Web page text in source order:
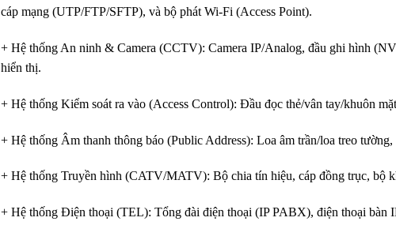
cáp mạng (UTP/FTP/SFTP), và bộ phát Wi-Fi (Access Point).
+ Hệ thống An ninh & Camera (CCTV): Camera IP/Analog, đầu ghi hình
hiển thị.
+ Hệ thống Kiểm soát ra vào (Access Control): Đầu đọc thẻ/vân tay/khuôn
+ Hệ thống Âm thanh thông báo (Public Address): Loa âm trần/loa treo
+ Hệ thống Truyền hình (CATV/MATV): Bộ chia tín hiệu, cáp đồng trục, bộ
+ Hệ thống Điện thoại (TEL): Tổng đài điện thoại (IP PABX), điện thoại bàn